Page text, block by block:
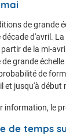
de grande
décade d'avril.
partir de la mi-
grande
de
et jusqu'à début
information, le
de temps